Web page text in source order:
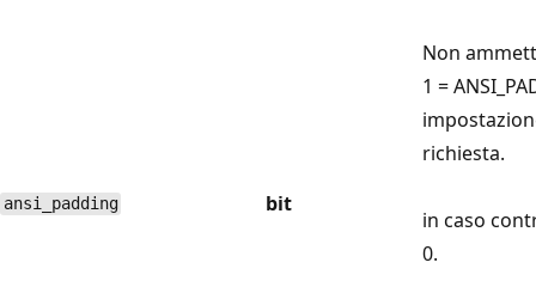
Non
ansi_padding bit
1 =
richiesta.
in caso
0.